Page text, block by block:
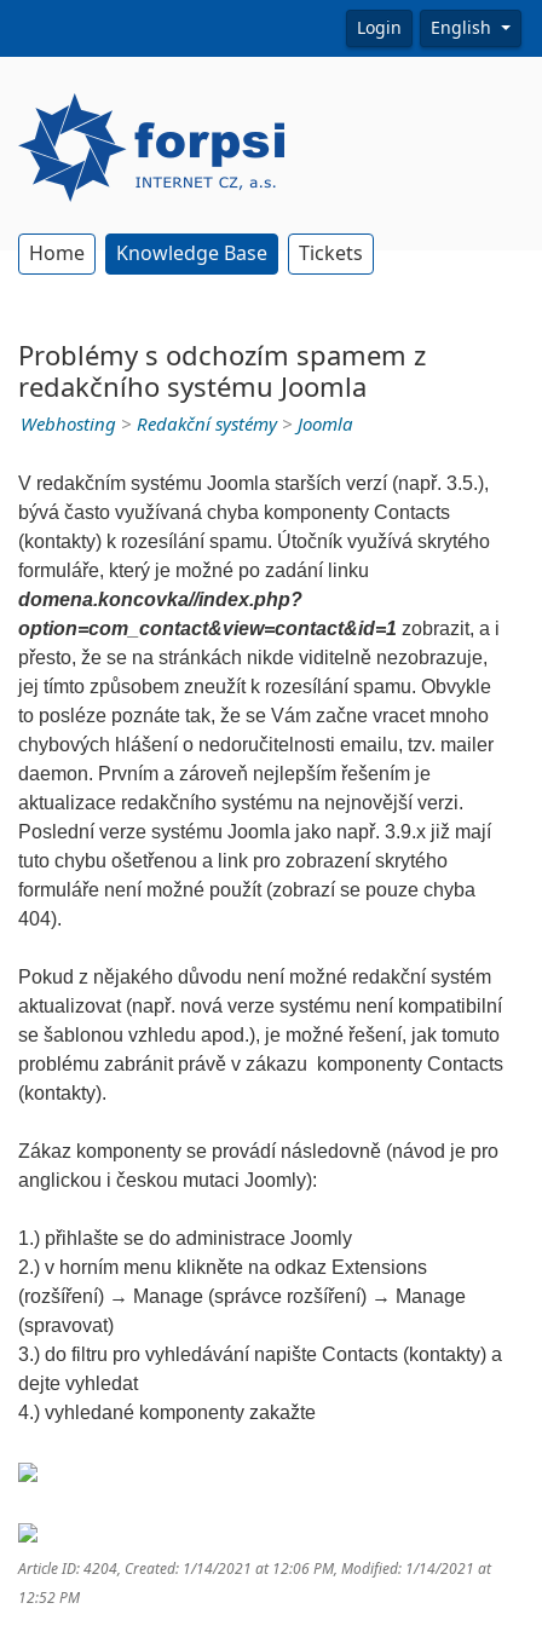
Login English
Home Knowledge Base Tickets
Problémy s odchozím spamem z
redakčního systému Joomla
Webhosting > Redakční systémy> Joomla
V redakčním systému Joomla starších verzí (např. 3.5.),
bývá často využívaná chyba komponenty Contacts
(kontakty) k rozesílání spamu. Útočník využívá skrytého
formuláře, který je možné po zadání linku
domena.koncovka//index.php?
option=com_contact&view=contact&id=1 zobrazit, a i
přesto, že se na stránkách nikde viditelně nezobrazuje,
jej tímto způsobem zneužít k rozesílání spamu. Obvykle
to posléze poznáte tak, že se Vám začne vracet mnoho
chybových hlášení o nedoručitelnosti emailu, tzv. mailer
daemon. Prvním a zároveň nejlepším řešením je
aktualizace redakčního systému na nejnovější verzi.
Poslední verze systému Joomla jako např. 3.9.x již mají
tuto chybu ošetřenou a link pro zobrazení skrytého
formuláře není možné použít (zobrazí se pouze chyba
404).
Pokud z nějakého důvodu není možné redakční systém
aktualizovat (např. nová verze systému není kompatibilní
se šablonou vzhledu apod.), je možné řešení, jak tomuto
problému zabránit právě v zákazu komponenty Contacts
(kontakty).
Zákaz komponenty se provádí následovně (návod je pro
anglickou i českou mutaci Joomly):
1.) přihlašte se do administrace Joomly
2.) v horním menu klikněte na odkaz Extensions
(rozšíření) → Manage (správce rozšíření) → Manage
(spravovat)
3.) do filtru pro vyhledávání napište Contacts (kontakty) a
dejte vyhledat
4.) vyhledané komponenty zakažte
Article ID: 4204, Created: 1/14/2021 at 12:06 PM, Modified: 1/14/2021 at
12:52 PM